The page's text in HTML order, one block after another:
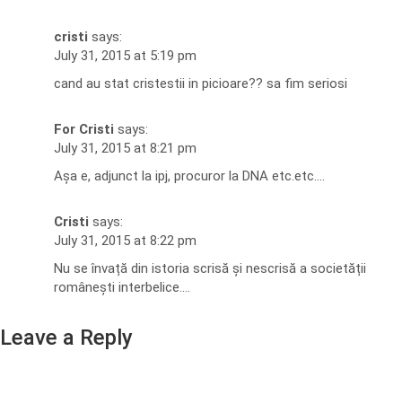
cristi says:
July 31, 2015 at 5:19 pm
cand au stat cristestii in picioare?? sa fim seriosi
For Cristi says:
July 31, 2015 at 8:21 pm
Așa e, adjunct la ipj, procuror la DNA etc.etc….
Cristi says:
July 31, 2015 at 8:22 pm
Nu se învață din istoria scrisă și nescrisă a societății
românești interbelice….
Leave a Reply